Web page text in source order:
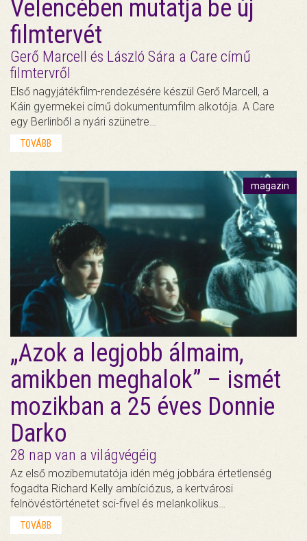
Velencében mutatja be új
filmtervét
Gerő Marcell és László Sára a Care című
filmtervről
Első nagyjátékfilm-rendezésére készül Gerő Marcell, a
Káin gyermekei című dokumentumfilm alkotója. A Care
egy Berlinből a nyári szünetre…
TOVÁBB
magazin
„Azok a legjobb álmaim,
amikben meghalok” – ismét
mozikban a 25 éves Donnie
Darko
28 nap van a világvégéig
Az első mozibemutatója idén még jobbára értetlenség
fogadta Richard Kelly ambíciózus, a kertvárosi
felnövéstörténetet sci-fivel és melankolikus…
TOVÁBB